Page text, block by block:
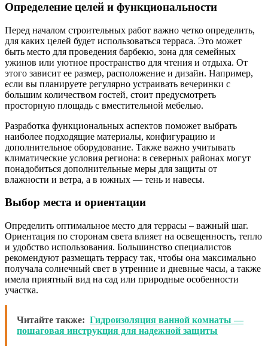
Определение целей и функциональности
Перед началом строительных работ важно четко определить,
для каких целей будет использоваться терраса. Это может
быть место для проведения барбекю, зона для семейных
ужинов или уютное пространство для чтения и отдыха. От
этого зависит ее размер, расположение и дизайн. Например,
если вы планируете регулярно устраивать вечеринки с
большим количеством гостей, стоит предусмотреть
просторную площадь с вместительной мебелью.
Разработка функциональных аспектов поможет выбрать
наиболее подходящие материалы, конфигурацию и
дополнительное оборудование. Также важно учитывать
климатические условия региона: в северных районах могут
понадобиться дополнительные меры для защиты от
влажности и ветра, а в южных — тень и навесы.
Выбор места и ориентации
Определить оптимальное место для террасы – важный шаг.
Ориентация по сторонам света влияет на освещенность, тепло
и удобство использования. Большинство специалистов
рекомендуют размещать террасу так, чтобы она максимально
получала солнечный свет в утренние и дневные часы, а также
имела приятный вид на сад или природные особенности
участка.
Читайте также: Гидроизоляция ванной комнаты —
пошаговая инструкция для надежной защиты